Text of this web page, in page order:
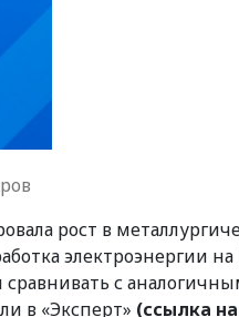
рост в
электроэнергии
с
в «Эксперт» (ссылка